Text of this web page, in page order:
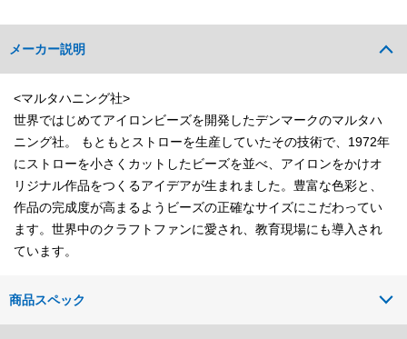
メーカー説明
<マルタハニング社>
世界ではじめてアイロンビーズを開発したデンマークのマルタハ
ニング社。 もともとストローを生産していたその技術で、1972年
にストローを小さくカットしたビーズを並べ、アイロンをかけオ
リジナル作品をつくるアイデアが生まれました。豊富な色彩と、
作品の完成度が高まるようビーズの正確なサイズにこだわってい
ます。世界中のクラフトファンに愛され、教育現場にも導入され
ています。
商品スペック